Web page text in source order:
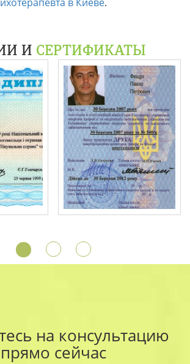
И СЕРТИФИКАТЫ
на консультацию
прямо сейчас